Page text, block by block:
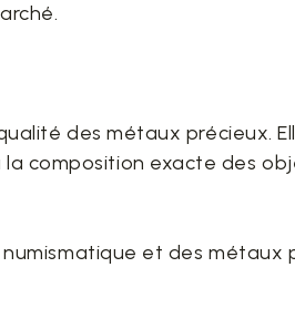
des métaux précieux.
composition exacte des
numismatique et des métaux